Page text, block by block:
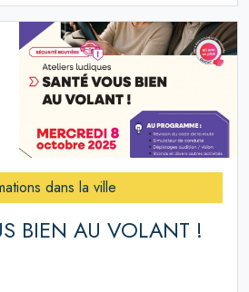
dans la ville
BIEN AU VOLANT !